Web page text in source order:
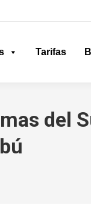
Tarifas
del